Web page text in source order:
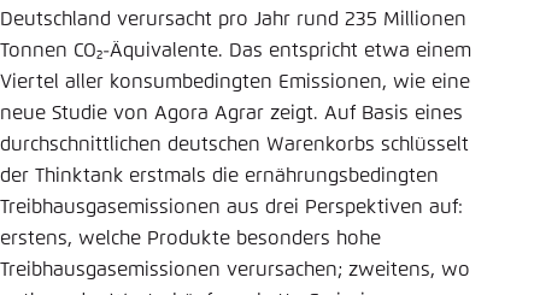
Deutschland verursacht pro Jahr rund 235 Millionen
Tonnen CO₂-Äquivalente. Das entspricht etwa einem
Viertel aller konsumbedingten Emissionen, wie eine
neue Studie von Agora Agrar zeigt. Auf Basis eines
durchschnittlichen deutschen Warenkorbs schlüsselt
der Thinktank erstmals die ernährungsbedingten
Treibhausgasemissionen aus drei Perspektiven auf:
erstens, welche Produkte besonders hohe
Treibhausgasemissionen verursachen; zweitens, wo
Einstellung für diese Webseite im Browser
speichern
Übernehmen